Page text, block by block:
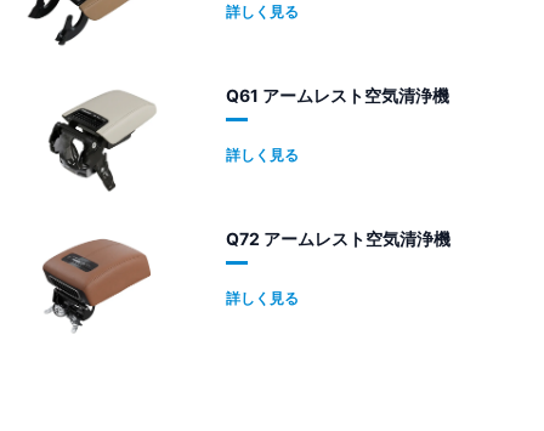
詳しく見る
Q61 アームレスト空気清浄機
詳しく見る
Q72 アームレスト空気清浄機
詳しく見る